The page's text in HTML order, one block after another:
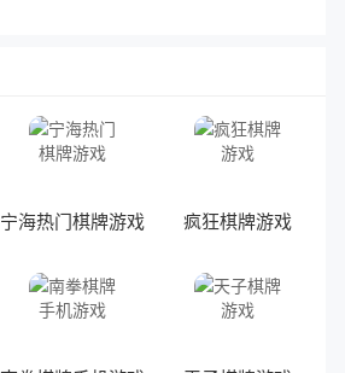
宁海热门棋牌游戏 疯狂棋牌游戏